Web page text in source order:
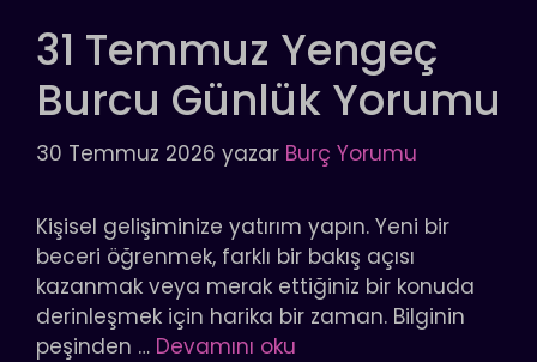
31 Temmuz Yengeç
Burcu Günlük Yorumu
30 Temmuz 2026 yazar Burç Yorumu
Kişisel gelişiminize yatırım yapın. Yeni bir
beceri öğrenmek, farklı bir bakış açısı
kazanmak veya merak ettiğiniz bir konuda
derinleşmek için harika bir zaman. Bilginin
peşinden … Devamını oku